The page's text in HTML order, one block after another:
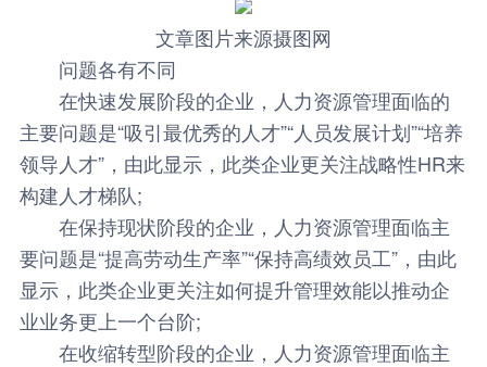
文章图片来源摄图网
问题各有不同
在快速发展阶段的企业，人力资源管理面临的
主要问题是“吸引最优秀的人才”“人员发展计划”“培养
领导人才”，由此显示，此类企业更关注战略性HR来
构建人才梯队;
在保持现状阶段的企业，人力资源管理面临主
要问题是“提高劳动生产率”“保持高绩效员工”，由此
显示，此类企业更关注如何提升管理效能以推动企
业业务更上一个台阶;
在收缩转型阶段的企业，人力资源管理面临主